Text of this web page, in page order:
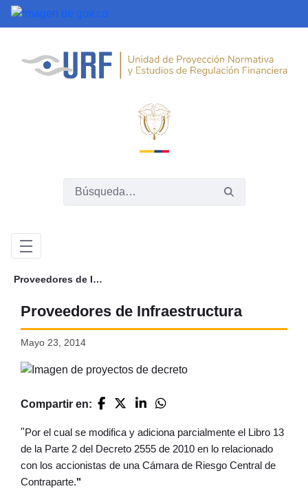
Saltar al contenido principal
Proveedores de Infraestructura
Proveedores de Infraestructura
Mayo 23, 2014
Compartir en:
"Por el cual se modifica y adiciona parcialmente el Libro 13
de la Parte 2 del Decreto 2555 de 2010 en lo relacionado
con los accionistas de una Cámara de Riesgo Central de
Contraparte."